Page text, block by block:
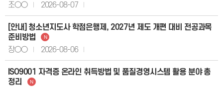
조○○ 2026-08-07
[안내] 청소년지도사 학점은행제, 2027년 제도 개편 대비 전공과목
준비방법
N
장○○ 2026-08-06
ISO9001 자격증 온라인 취득방법 및 품질경영시스템 활용 분야 총
정리
N